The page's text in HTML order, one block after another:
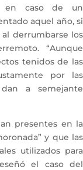
en caso de un
aquel año, si
al derrumbarse los
“Aunque
tenidos de las
por las
a semejante
presentes en la
y que las
utilizados para
el caso del